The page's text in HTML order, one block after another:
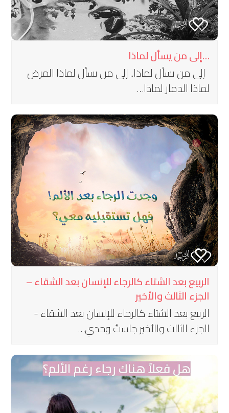
…إلى من يسأل لماذا
إلى من يسأل لماذا.. إلى من يسأل لماذا المرض
لماذا الدمار لماذا…
الربيع بعد الشتاء كالرجاء للإنسان بعد الشقاء –
الجزء الثالث والأخير
الربيع بعد الشتاء كالرجاء للإنسان بعد الشقاء -
الجزء الثالث والأخير جلستُ وحدي…